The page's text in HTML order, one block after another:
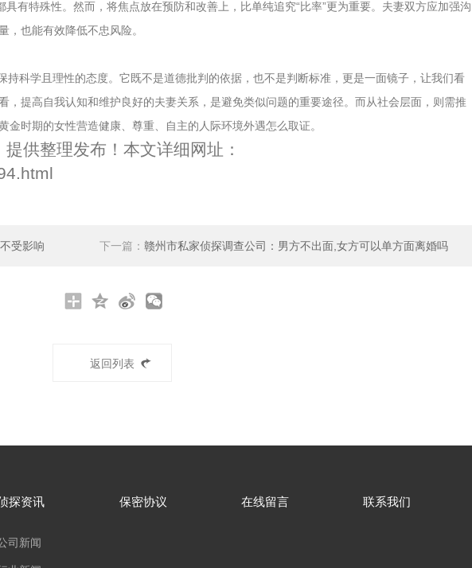
有特殊性。然而，将焦点放在预防和改善上，比单纯追究“比率”更为重要。夫妻双方应加强沟
，也能有效降低不忠风险。
持科学且理性的态度。它既不是道德批判的依据，也不是判断标准，更是一面镜子，让我们看
，提高自我认知和维护良好的夫妻关系，是避免类似问题的重要途径。而从社会层面，则需推
金时期的女性营造健康、尊重、自主的人际环境外遇怎么取证。
提供整理发布！本文详细网址：
受影响 下一篇：赣州市私家侦探调查公司：男方不出面,女方可以单方面离婚吗
返回列表
探资讯
司新闻
保密协议 在线留言 联系我们